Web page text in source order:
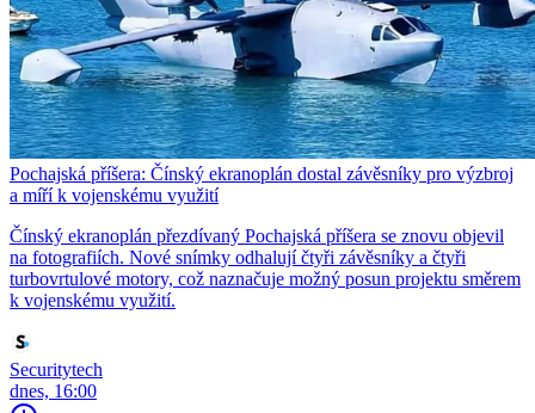
Pochajská příšera: Čínský ekranoplán dostal závěsníky pro výzbroj
a míří k vojenskému využití
Čínský ekranoplán přezdívaný Pochajská příšera se znovu objevil
na fotografiích. Nové snímky odhalují čtyři závěsníky a čtyři
turbovrtulové motory, což naznačuje možný posun projektu směrem
k vojenskému využití.
Securitytech
dnes, 16:00